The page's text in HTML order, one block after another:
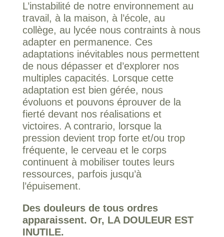
L’instabilité de notre environnement au
travail, à la maison, à l’école, au
collège, au lycée nous contraints à nous
adapter en permanence. Ces
adaptations inévitables nous permettent
de nous dépasser et d’explorer nos
multiples capacités. Lorsque cette
adaptation est bien gérée, nous
évoluons et pouvons éprouver de la
fierté devant nos réalisations et
victoires. A contrario, lorsque la
pression devient trop forte et/ou trop
fréquente, le cerveau et le corps
continuent à mobiliser toutes leurs
ressources, parfois jusqu’à
l’épuisement.
Des douleurs de tous ordres
apparaissent. Or, LA DOULEUR EST
INUTILE.